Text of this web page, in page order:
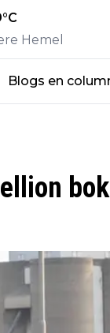
°C
Hemel
Blogs en